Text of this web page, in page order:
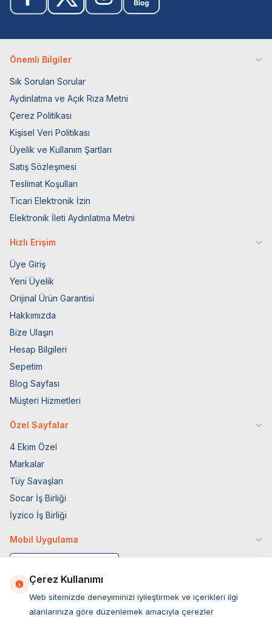
Önemli Bilgiler
Sık Sorulan Sorular
Aydınlatma ve Açık Rıza Metni
Çerez Politikası
Kişisel Veri Politikası
Üyelik ve Kullanım Şartları
Satış Sözleşmesi
Teslimat Koşulları
Ticari Elektronik İzin
Elektronik İleti Aydınlatma Metni
Hızlı Erişim
Üye Giriş
Yeni Üyelik
Orijinal Ürün Garantisi
Hakkımızda
Bize Ulaşın
Hesap Bilgileri
Sepetim
Blog Sayfası
Müşteri Hizmetleri
Özel Sayfalar
4 Ekim Özel
Markalar
Tüy Savaşları
Socar İş Birliği
İyzico İş Birliği
Mobil Uygulama
Çerez Kullanımı
Web sitemizde deneyiminizi iyileştirmek ve içerikleri ilgi
alanlarınıza göre düzenlemek amacıyla çerezler